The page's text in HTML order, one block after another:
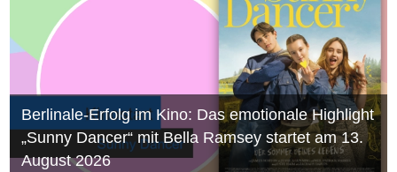
Berlinale-Erfolg im Kino: Das emotionale Highlight
„Sunny Dancer“ mit Bella Ramsey startet am 13.
August 2026